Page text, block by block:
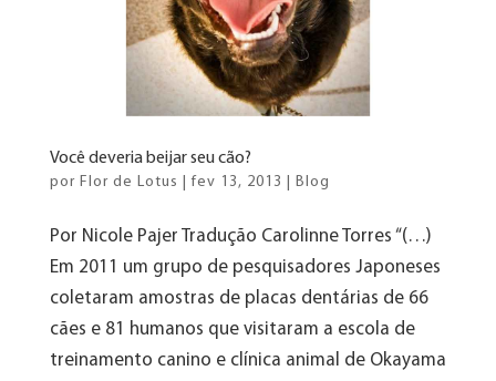
Você deveria beijar seu cão?
por Flor de Lotus fev 13, 2013 Blog
Por Nicole Pajer Tradução Carolinne Torres “(…)
Em 2011 um grupo de pesquisadores Japoneses
coletaram amostras de placas dentárias de 66
cães e 81 humanos que visitaram a escola de
treinamento canino e clínica animal de Okayama